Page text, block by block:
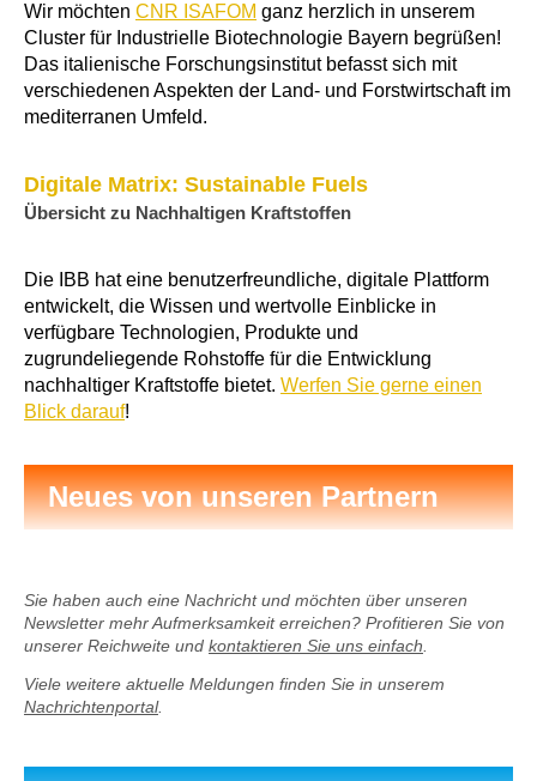
Wir möchten CNR ISAFOM ganz herzlich in unserem
Cluster für Industrielle Biotechnologie Bayern begrüßen!
Das italienische Forschungsinstitut befasst sich mit
verschiedenen Aspekten der Land- und Forstwirtschaft im
mediterranen Umfeld.
Digitale Matrix: Sustainable Fuels
Übersicht zu Nachhaltigen Kraftstoffen
Die IBB hat eine benutzerfreundliche, digitale Plattform
entwickelt, die Wissen und wertvolle Einblicke in
verfügbare Technologien, Produkte und
zugrundeliegende Rohstoffe für die Entwicklung
nachhaltiger Kraftstoffe bietet. Werfen Sie gerne einen
Blick darauf!
Neues von unseren Partnern
Sie haben auch eine Nachricht und möchten über unseren
Newsletter mehr Aufmerksamkeit erreichen? Profitieren Sie von
unserer Reichweite und kontaktieren Sie uns einfach
Viele weitere aktuelle Meldungen finden Sie in unserem
Nachrichtenportal.